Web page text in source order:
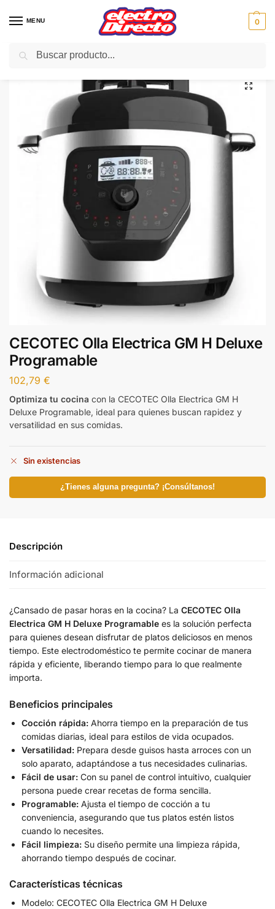
MENU 0
Inicio PAE / Cocina / Menaje
CECOTEC Olla Electrica GM H Deluxe
Programable
102,79 €
Optimiza tu cocina con la CECOTEC Olla Electrica GM H
Deluxe Programable, ideal para quienes buscan rapidez y
versatilidad en sus comidas.
Sin existencias
¿Tienes alguna pregunta? ¡Consúltanos!
Descripción
Información adicional
¿Cansado de pasar horas en la cocina? La CECOTEC Olla
Electrica GM H Deluxe Programable es la solución perfecta
para quienes desean disfrutar de platos deliciosos en menos
tiempo. Este electrodoméstico te permite cocinar de manera
rápida y eficiente, liberando tiempo para lo que realmente
importa.
Beneficios principales
Cocción rápida: Ahorra tiempo en la preparación de tus
comidas diarias, ideal para estilos de vida ocupados.
Versatilidad: Prepara desde guisos hasta arroces con un
solo aparato, adaptándose a tus necesidades culinarias.
Fácil de usar: Con su panel de control intuitivo, cualquier
persona puede crear recetas de forma sencilla.
Programable: Ajusta el tiempo de cocción a tu
conveniencia, asegurando que tus platos estén listos
cuando lo necesites.
Fácil limpieza: Su diseño permite una limpieza rápida,
ahorrando tiempo después de cocinar.
Características técnicas
Modelo: CECOTEC Olla Electrica GM H Deluxe